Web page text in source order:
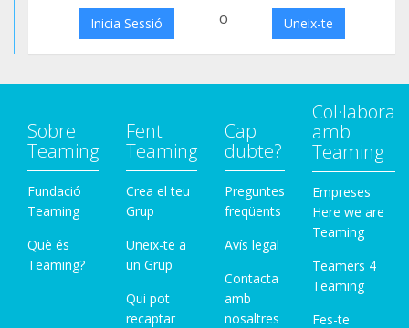
Inicia Sessió o Uneix-te
Sobre
Teaming
Fundació
Teaming
Què és
Teaming?
Fent
Teaming
Crea el teu
Grup
Uneix-te a
un Grup
Qui pot
recaptar
Cap
dubte?
Preguntes
freqüents
Avís legal
Contacta
amb
nosaltres
Col·labora
amb
Teaming
Empreses
Here we are
Teaming
Teamers 4
Teaming
Fes-te